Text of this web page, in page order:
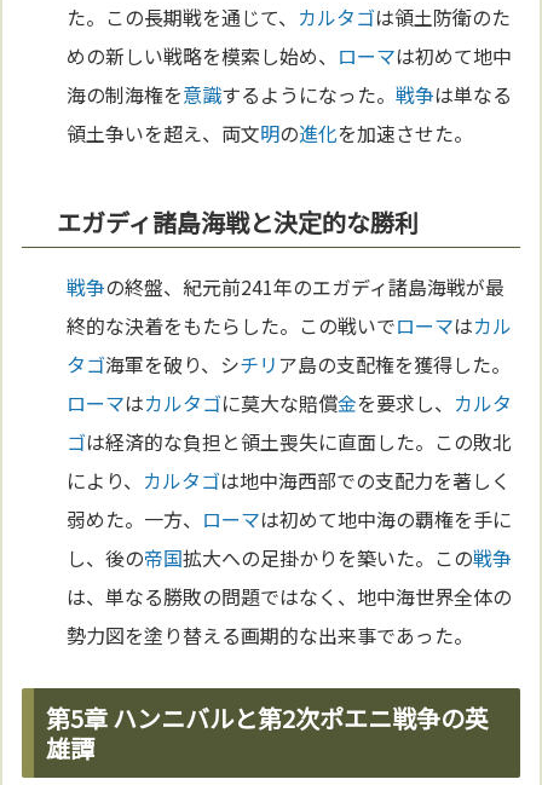
た。この長期戦を通じて、 カルタゴは領土防衛のた
めの新しい戦略を模索し始め、 ローマは初めて地中
海の制海権を意識するようになった。戦争は単なる
領土争いを超え、両文明の進化を加速させた。
エガディ諸島海戦と決定的な勝利
戦争の終盤、紀元前241年のエガディ諸島海戦が最
終的な決着をもたらした。この戦いでローマはカル
タゴ海軍を破り、シチリア島の支配権を獲得した。
ローマはカルタゴに莫大な賠償金を要求し、 カルタ
ゴは経済的な負担と領土喪失に直面した。この敗北
により、 カルタゴは地中海西部での支配力を著しく
弱めた。一方、 ローマは初めて地中海の覇権を手に
し、後の帝国拡大への足掛かりを築いた。この戦争
は、単なる勝敗の問題ではなく、地中海世界全体の
勢力図を塗り替える画期的な出来事であった。
第5章 ハンニバルと第2次ポエニ戦争の英
雄譚